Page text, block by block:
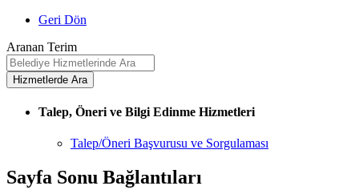
Geri Dön
Aranan Terim
Talep, Öneri ve Bilgi Edinme Hizmetleri
Talep/Öneri Başvurusu ve Sorgulaması
Sayfa Sonu Bağlantıları